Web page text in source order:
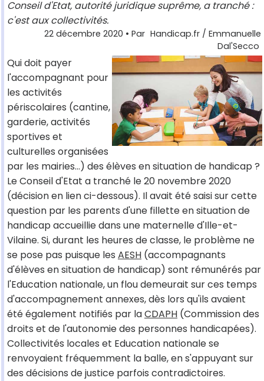
Conseil d'Etat, autorité juridique suprême, a tranché :
c'est aux collectivités.
22 décembre 2020 • Par Handicap.fr / Emmanuelle
Dal'Secco
Qui doit payer
l'accompagnant pour
les activités
périscolaires (cantine,
garderie, activités
sportives et
culturelles organisées
par les mairies…) des élèves en situation de handicap ?
Le Conseil d'Etat a tranché le 20 novembre 2020
(décision en lien ci-dessous). Il avait été saisi sur cette
question par les parents d'une fillette en situation de
handicap accueillie dans une maternelle d'Ille-et-
Vilaine. Si, durant les heures de classe, le problème ne
se pose pas puisque les AESH (accompagnants
d'élèves en situation de handicap) sont rémunérés par
l'Education nationale, un flou demeurait sur ces temps
d'accompagnement annexes, dès lors qu'ils avaient
été également notifiés par laCDAPH (Commission des
droits et de l'autonomie des personnes handicapées).
Collectivités locales et Education nationale se
renvoyaient fréquemment la balle, en s'appuyant sur
des décisions de justice parfois contradictoires.